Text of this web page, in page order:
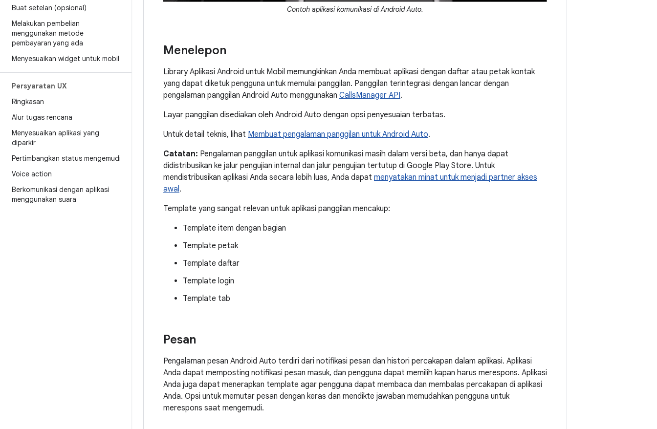
Buat setelan (opsional)
Melakukan pembelian
menggunakan metode
pembayaran yang ada
Menyesuaikan widget untuk mobil
Persyaratan UX
Ringkasan
Alur tugas rencana
Menyesuaikan aplikasi yang
diparkir
Pertimbangkan status mengemudi
Voice action
Berkomunikasi dengan aplikasi
menggunakan suara
Contoh aplikasi komunikasi di Android Auto.
Menelepon
Library Aplikasi Android untuk Mobil memungkinkan Anda membuat aplikasi dengan daftar atau petak kontak
yang dapat diketuk pengguna untuk memulai panggilan. Panggilan terintegrasi dengan lancar dengan
pengalaman panggilan Android Auto menggunakan CallsManager API.
Layar panggilan disediakan oleh Android Auto dengan opsi penyesuaian terbatas.
Untuk detail teknis, lihat Membuat pengalaman panggilan untuk Android Auto.
Catatan: Pengalaman panggilan untuk aplikasi komunikasi masih dalam versi beta, dan hanya dapat
didistribusikan ke jalur pengujian internal dan jalur pengujian tertutup di Google Play Store. Untuk
mendistribusikan aplikasi Anda secara lebih luas, Anda dapat menyatakan minat untuk menjadi partner akses
awal .
Template yang sangat relevan untuk aplikasi panggilan mencakup:
Template item dengan bagian
Template petak
Template daftar
Template login
Template tab
Pesan
Pengalaman pesan Android Auto terdiri dari notifikasi pesan dan histori percakapan dalam aplikasi. Aplikasi
Anda dapat memposting notifikasi pesan masuk, dan pengguna dapat memilih kapan harus merespons. Aplikasi
Anda juga dapat menerapkan template agar pengguna dapat membaca dan membalas percakapan di aplikasi
Anda. Opsi untuk memutar pesan dengan keras dan mendikte jawaban memudahkan pengguna untuk
merespons saat mengemudi.